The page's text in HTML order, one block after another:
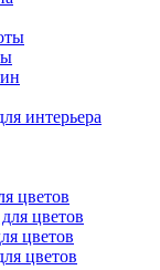
интерьера
цветов
цветов
цветов
цветов